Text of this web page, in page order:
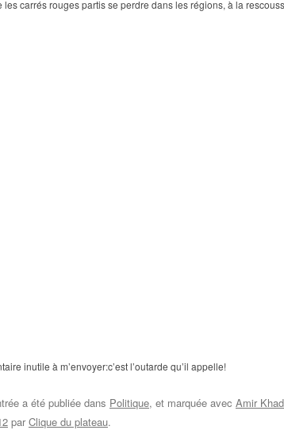
les carrés rouges partis se perdre dans les régions, à la
inutile à m’envoyer:c’est l’outarde qu’il appelle!
a été publiée dans Politique, et marquée avec Amir
par Clique du plateau.